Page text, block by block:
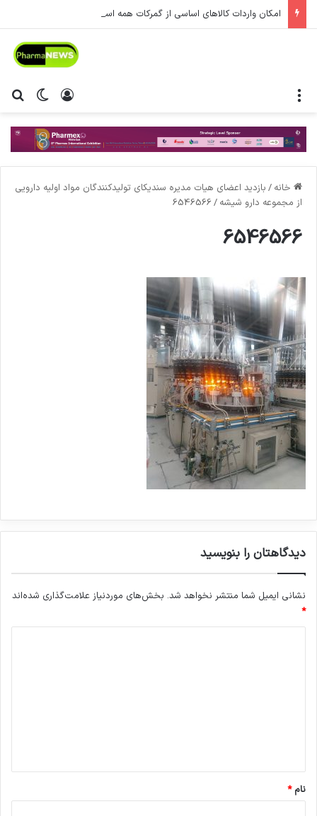
امکان واردات کالاهای اساسی از گمرکات همه استان‌ها فراهم شد.
تغییر ورود
خانه / بازدید اعضای هیات مدیره سندیکای تولیدکنندگان مواد اولیه دارویی
از مجموعه دارو شیشه /
6546566
6546566
دیدگاهتان را بنویسید
نشانی ایمیل شما منتشر نخواهد شد. بخش‌های موردنیاز علامت‌گذاری شده‌اند
*
نام*